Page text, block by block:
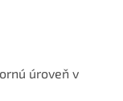
úroveň v